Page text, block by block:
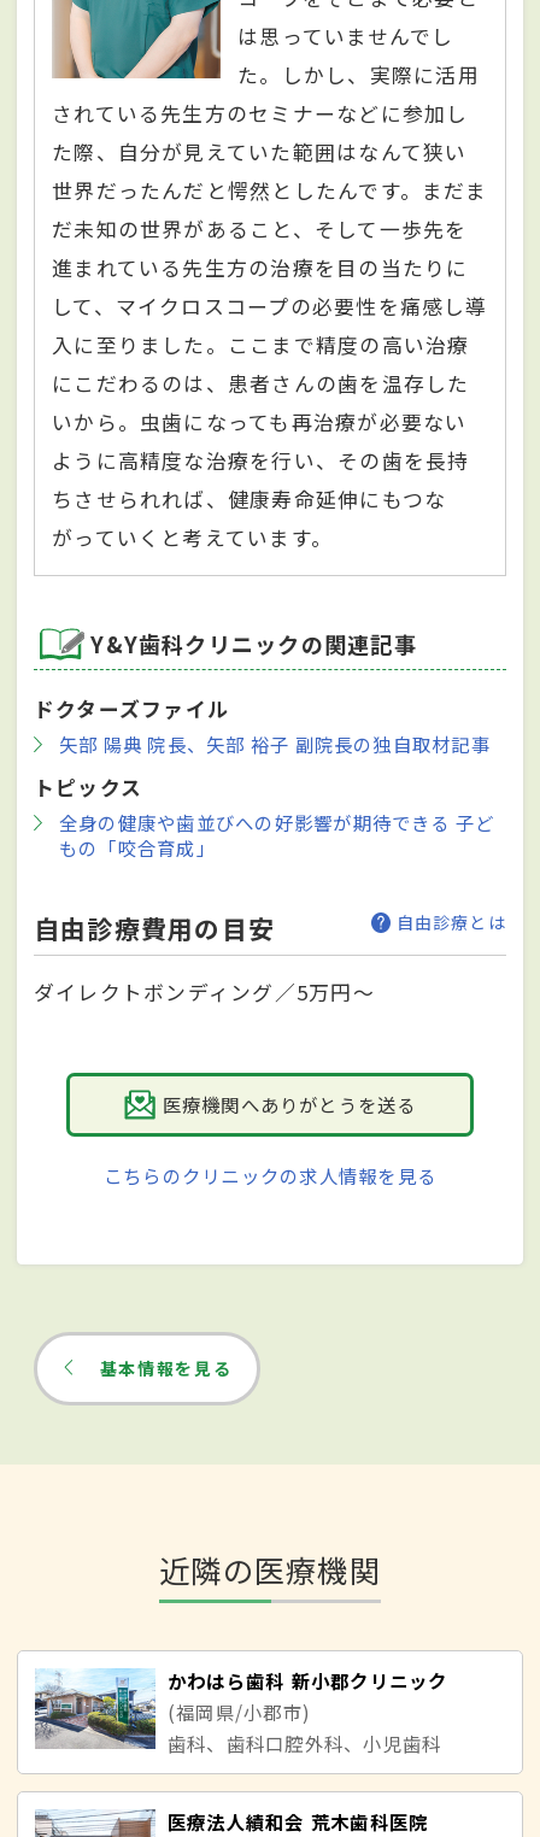
は思っていませんでし
た。しかし、実際に活用
されている先生方のセミナーなどに参加し
た際、自分が見えていた範囲はなんて狭い
世界だったんだと愕然としたんです。まだま
だ未知の世界があること、そして一歩先を
進まれている先生方の治療を目の当たりに
して、マイクロスコープの必要性を痛感し導
入に至りました。ここまで精度の高い治療
にこだわるのは、患者さんの歯を温存した
いから。虫歯になっても再治療が必要ない
ように高精度な治療を行い、その歯を長持
ちさせられれば、健康寿命延伸にもつな
がっていくと考えています。
Y&Y歯科クリニックの関連記事
ドクターズファイル
矢部 陽典 院長、矢部 裕子 副院長の独自取材記事
トピックス
全身の健康や歯並びへの好影響が期待できる 子ど
もの「咬合育成」
自由診療費用の目安 自由診療とは
ダイレクトボンディング／5万円～
医療機関へありがとうを送る
こちらのクリニックの求人情報を見る
基本情報を見る
近隣の医療機関
かわはら歯科 新小郡クリニック
(福岡県/小郡市)
歯科、歯科口腔外科、小児歯科
医療法人績和会 荒木歯科医院